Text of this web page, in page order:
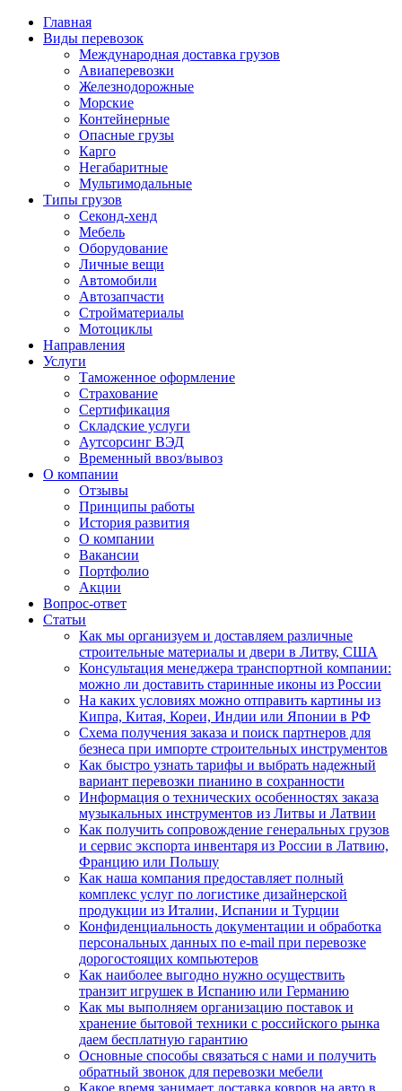
Главная
Виды перевозок
Международная доставка грузов
Авиаперевозки
Железнодорожные
Морские
Контейнерные
Опасные грузы
Карго
Негабаритные
Мультимодальные
Типы грузов
Секонд-хенд
Мебель
Оборудование
Личные вещи
Автомобили
Автозапчасти
Стройматериалы
Мотоциклы
Направления
Услуги
Таможенное оформление
Страхование
Сертификация
Складские услуги
Аутсорсинг ВЭД
Временный ввоз/вывоз
О компании
Отзывы
Принципы работы
История развития
О компании
Вакансии
Портфолио
Акции
Вопрос-ответ
Статьи
Как мы организуем и доставляем различные
строительные материалы и двери в Литву, США
Консультация менеджера транспортной компании:
можно ли доставить старинные иконы из России
На каких условиях можно отправить картины из
Кипра, Китая, Кореи, Индии или Японии в РФ
Схема получения заказа и поиск партнеров для
безнеса при импорте строительных инструментов
Как быстро узнать тарифы и выбрать надежный
вариант перевозки пианино в сохранности
Информация о технических особенностях заказа
музыкальных инструментов из Литвы и Латвии
Как получить сопровождение генеральных грузов
и сервис экспорта инвентаря из России в Латвию,
Францию или Польшу
Как наша компания предоставляет полный
комплекс услуг по логистике дизайнерской
продукции из Италии, Испании и Турции
Конфиденциальность документации и обработка
персональных данных по e-mail при перевозке
дорогостоящих компьютеров
Как наиболее выгодно нужно осуществить
транзит игрушек в Испанию или Германию
Как мы выполняем организацию поставок и
хранение бытовой техники с российского рынка
даем бесплатную гарантию
Основные способы связаться с нами и получить
обратный звонок для перевозки мебели
Какое время занимает доставка ковров на авто в